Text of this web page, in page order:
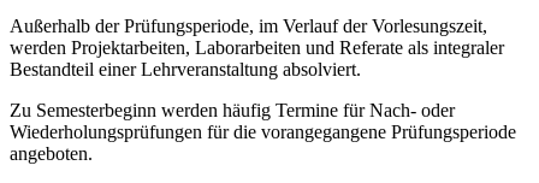
Außerhalb der Prüfungsperiode, im Verlauf der Vorlesungszeit,
werden Projektarbeiten, Laborarbeiten und Referate als integraler
Bestandteil einer Lehrveranstaltung absolviert.
Zu Semesterbeginn werden häufig Termine für Nach- oder
Wiederholungsprüfungen für die vorangegangene Prüfungsperiode
angeboten.